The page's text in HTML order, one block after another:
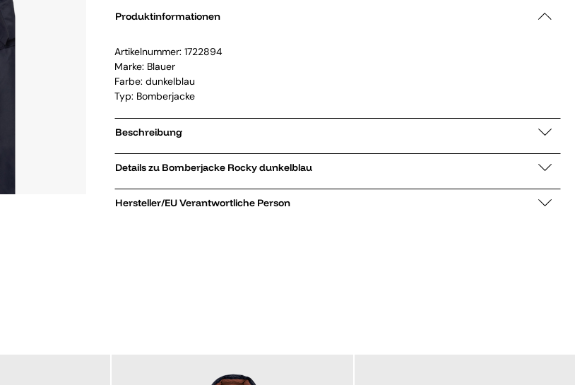
Produktinformationen
Artikelnummer: 1722894
Marke: Blauer
Farbe: dunkelblau
Typ: Bomberjacke
Beschreibung
Details zu Bomberjacke Rocky dunkelblau
Hersteller/EU Verantwortliche Person